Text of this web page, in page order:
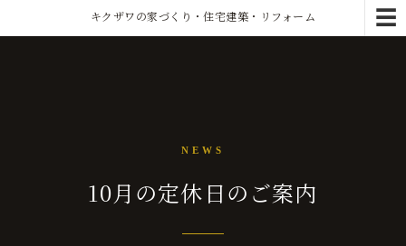
☰
キクザワの家づくり・住宅建築・リフォーム
NEWS
10月の定休日のご案内